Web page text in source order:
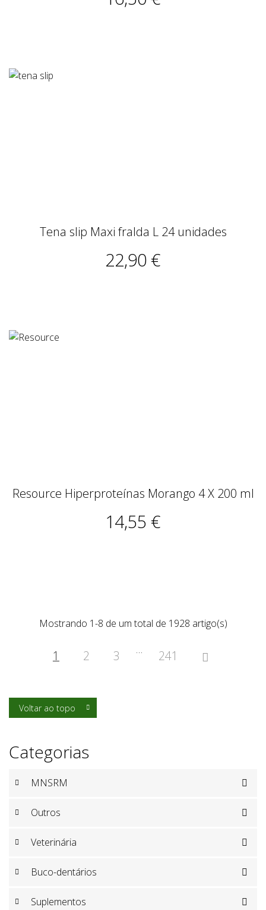
Categorias
MNSRM 
Outros 
Veterinária 
Buco-dentários 
Suplementos 
Tena slip Maxi fralda L 24 unidades
22,90 €
Resource Hiperproteínas Morango 4 X 200 ml
14,55 €
Mostrando 1-8 de um total de 1928 artigo(s)
1 2 3 … 241 
Voltar ao topo 